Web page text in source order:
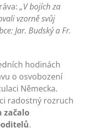
„V bojích za
vzorně svůj
Jar. Budský a Fr.
hodinách
o osvobození
Německa.
radostný rozruch
začalo
.